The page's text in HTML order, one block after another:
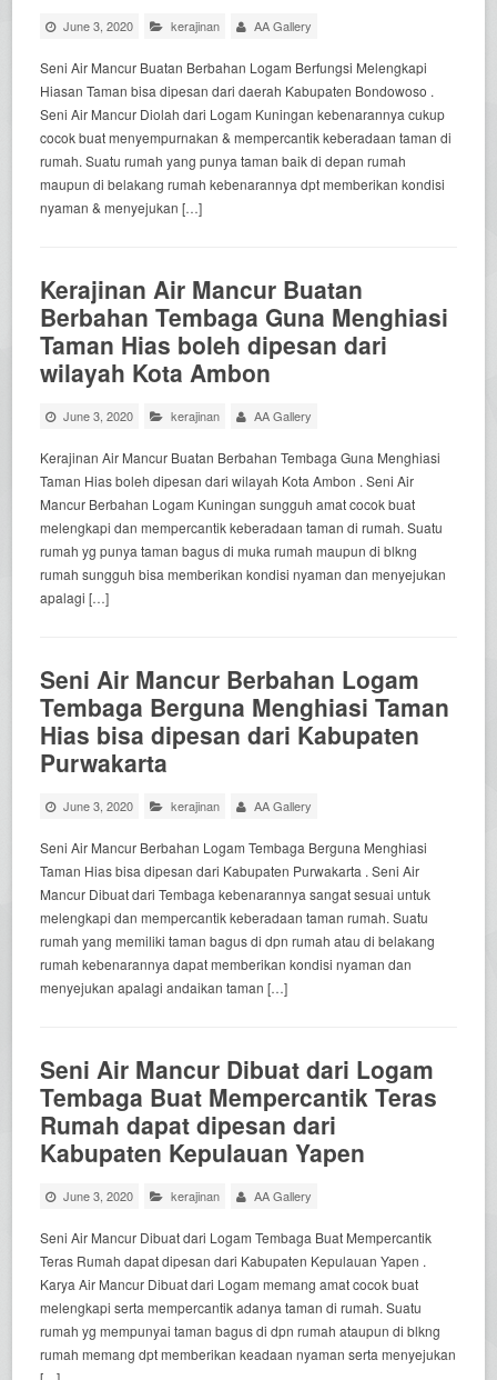
June 3, 2020 kerajinan AA Gallery
Seni Air Mancur Buatan Berbahan Logam Berfungsi Melengkapi
Hiasan Taman bisa dipesan dari daerah Kabupaten Bondowoso .
Seni Air Mancur Diolah dari Logam Kuningan kebenarannya cukup
cocok buat menyempurnakan & mempercantik keberadaan taman di
rumah. Suatu rumah yang punya taman baik di depan rumah
maupun di belakang rumah kebenarannya dpt memberikan kondisi
nyaman & menyejukan […]
Kerajinan Air Mancur Buatan
Berbahan Tembaga Guna Menghiasi
Taman Hias boleh dipesan dari
wilayah Kota Ambon
June 3, 2020 kerajinan AA Gallery
Kerajinan Air Mancur Buatan Berbahan Tembaga Guna Menghiasi
Taman Hias boleh dipesan dari wilayah Kota Ambon . Seni Air
Mancur Berbahan Logam Kuningan sungguh amat cocok buat
melengkapi dan mempercantik keberadaan taman di rumah. Suatu
rumah yg punya taman bagus di muka rumah maupun di blkng
rumah sungguh bisa memberikan kondisi nyaman dan menyejukan
apalagi […]
Seni Air Mancur Berbahan Logam
Tembaga Berguna Menghiasi Taman
Hias bisa dipesan dari Kabupaten
Purwakarta
June 3, 2020 kerajinan AA Gallery
Seni Air Mancur Berbahan Logam Tembaga Berguna Menghiasi
Taman Hias bisa dipesan dari Kabupaten Purwakarta . Seni Air
Mancur Dibuat dari Tembaga kebenarannya sangat sesuai untuk
melengkapi dan mempercantik keberadaan taman rumah. Suatu
rumah yang memiliki taman bagus di dpn rumah atau di belakang
rumah kebenarannya dapat memberikan kondisi nyaman dan
menyejukan apalagi andaikan taman […]
Seni Air Mancur Dibuat dari Logam
Tembaga Buat Mempercantik Teras
Rumah dapat dipesan dari
Kabupaten Kepulauan Yapen
June 3, 2020 kerajinan AA Gallery
Seni Air Mancur Dibuat dari Logam Tembaga Buat Mempercantik
Teras Rumah dapat dipesan dari Kabupaten Kepulauan Yapen .
Karya Air Mancur Dibuat dari Logam memang amat cocok buat
melengkapi serta mempercantik adanya taman di rumah. Suatu
rumah yg mempunyai taman bagus di dpn rumah ataupun di blkng
rumah memang dpt memberikan keadaan nyaman serta menyejukan